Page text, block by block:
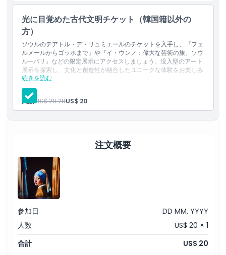
ハイライト
含まれるもの
子供／大人ポリシー
除外事項
注意事項
場所
引換方法
光に目覚めた古代文明チケット（韓国籍以外の
方）
ソウルのテアトル・デ・リュミエールのチケットを入手し、『フェ
ルメールからゴッホまで』や『イ・ウンノ：偉大な芸術の旅、ソウ
ル—パリ』などの限定展示にアクセスしましょう。没入型のアート
展示を探索し、文化と創造性が融合したユニークな体験をお楽しみ
ください。
続きを読む
ご案内
公演スケジュール
10:55
11:50
12:45
13:40
15:30
16:25
17:20
人数: US$ 20.28US$ 20
注文概要
参加日
DD MM, YYYY
人数
US$ 20 × 1
合計
US$ 20